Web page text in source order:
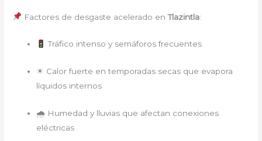
Factores de desgaste acelerado enTlazintla:
Tráfico intenso y semáforos frecuentes
☀ Calor fuerte en temporadas secas que evapora
líquidos internos
🌧 Humedad y lluvias que afectan conexiones
eléctricas